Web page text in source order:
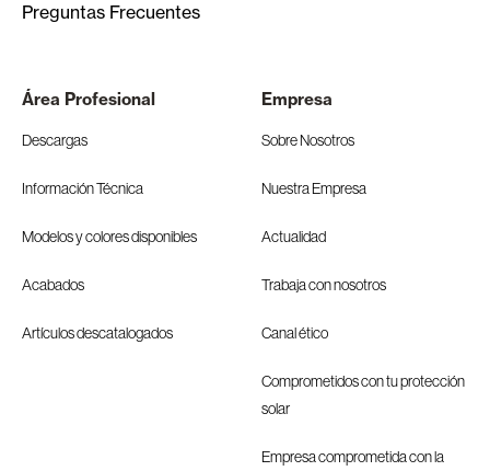
Preguntas Frecuentes
Área Profesional
Descargas
Información Técnica
Modelos y colores disponibles
Acabados
Artículos descatalogados
Empresa
Sobre Nosotros
Nuestra Empresa
Actualidad
Trabaja con nosotros
Canal ético
Comprometidos con tu protección
solar
Empresa comprometida con la